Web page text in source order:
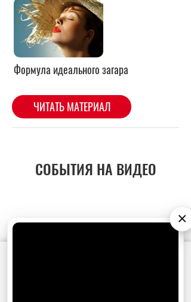
Формула идеального загара
ЧИТАТЬ МАТЕРИАЛ
СОБЫТИЯ НА ВИДЕО
×